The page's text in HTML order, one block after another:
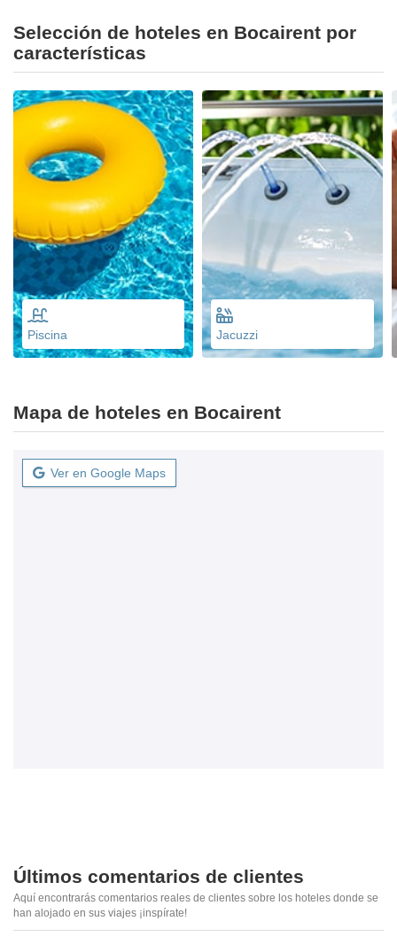
Selección de hoteles en Bocairent por
características
Piscina Jacuzzi
Mapa de hoteles en Bocairent
Ver en Google Maps
Últimos comentarios de clientes
Aquí encontrarás comentarios reales de clientes sobre los hoteles donde se
han alojado en sus viajes ¡inspírate!